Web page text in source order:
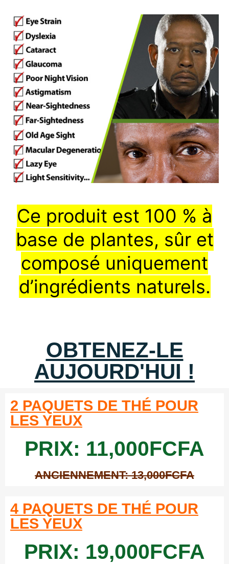
Ce produit est 100 % à
base de plantes, sûr et
composé uniquement
d’ingrédients naturels.
OBTENEZ-LE
AUJOURD'HUI !
2 PAQUETS DE THÉ POUR
LES YEUX
PRIX: 11,000FCFA
ANCIENNEMENT: 13,000FCFA
4 PAQUETS DE THÉ POUR
LES YEUX
PRIX: 19,000FCFA